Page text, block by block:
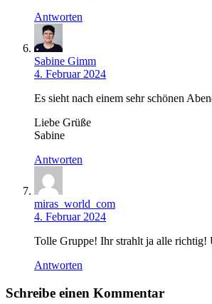
Antworten
Sabine Gimm
4. Februar 2024
Es sieht nach einem sehr schönen
Liebe Grüße
Sabine
Antworten
miras_world_com
4. Februar 2024
Tolle Gruppe! Ihr strahlt ja alle richtig!
Antworten
Schreibe einen Kommentar